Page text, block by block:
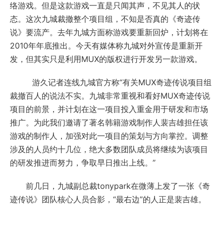
络游戏。但是这款游戏一直是只闻其声，不见其人的状
态。这次九城裁撤整个项目组，不知是否真的《奇迹传
说》要流产。去年九城方面称游戏要重新回炉，计划将在
2010年年底推出。今天有媒体称九城对外宣传是重新开
发，但其实只是利用MUX的版权进行开发另一款游戏。
游久记者连线九城官方称“有关MUX奇迹传说项目组
裁撤百人的说法不实。九城非常重视和看好MUX奇迹传说
项目的前景，并计划在这一项目投入重金用于研发和市场
推广。为此我们邀请了著名韩籍游戏制作人裴吉雄担任该
游戏的制作人，加强对此一项目的策划与方向掌控。调整
涉及的人员约十几位，绝大多数团队成员将继续为该项目
的研发推进而努力，争取早日推出上线。”
前几日，九城副总裁tonypark在微薄上发了一张《奇
迹传说》团队核心人员合影，“最右边”的人正是裴吉雄。